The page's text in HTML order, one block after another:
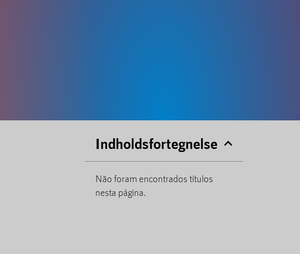
Indholdsfortegnelse
Não foram encontrados títulos
nesta página.